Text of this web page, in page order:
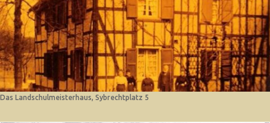
Das Landschulmeisterhaus, Sybrechtplatz 5